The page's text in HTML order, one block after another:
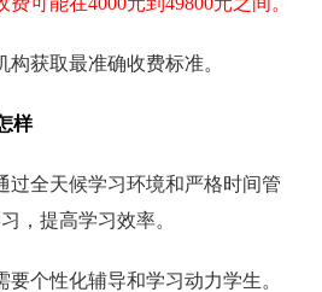
获取最准确收费标准。
样
过全天候学习环境和严格时间管
，提高学习效率。
要个性化辅导和学习动力学生。